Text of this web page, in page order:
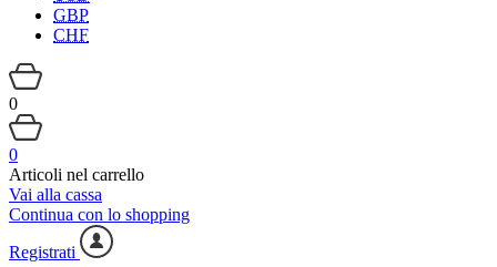
GBP
CHF
0
0
Articoli nel carrello
Vai alla cassa
Continua con lo shopping
Registrati